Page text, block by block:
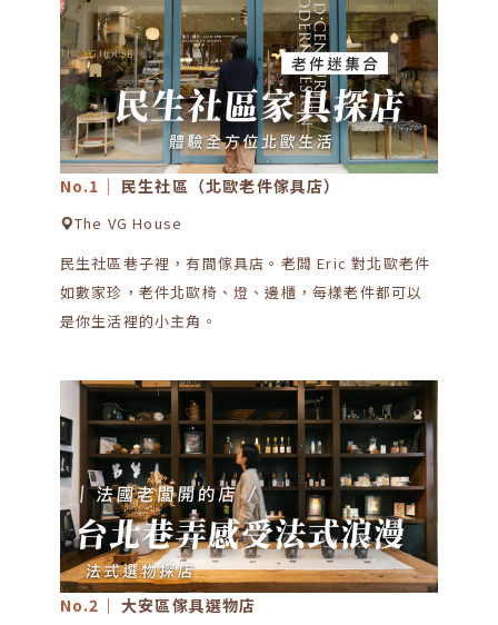
No.1｜ 民生社區（北歐老件傢具店）
The VG House
民生社區巷子裡，有間傢具店。老闆 Eric 對北歐老件
如數家珍，老件北歐椅、燈、邊櫃，每樣老件都可以
是你生活裡的小主角。
No.2｜ 大安區傢具選物店